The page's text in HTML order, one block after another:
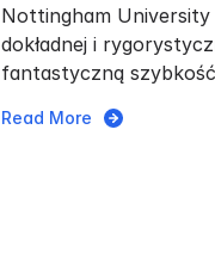
Nottingham
dokładnej i
fantastyczną
Read More